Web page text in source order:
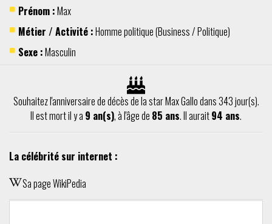
Prénom :Max
Métier / Activité :Homme politique(Business / Politique)
Sexe :Masculin
Souhaitez l'anniversaire de décès de la star Max Gallo dans 343 jour(s).
Il est mort il y a 9 an(s), à l'âge de 85 ans. Il aurait94 ans.
La célébrité sur internet :
Sa page WikiPedia